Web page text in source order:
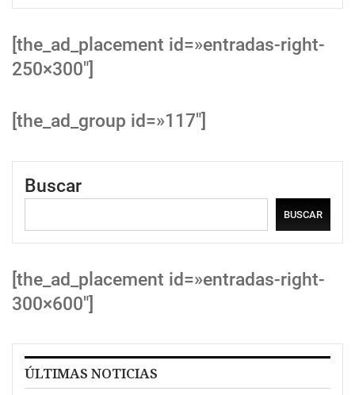
[the_ad_placement id=»entradas-right-
250×300″]
[the_ad_group id=»117″]
Buscar
BUSCAR
[the_ad_placement id=»entradas-right-
300×600″]
ÚLTIMAS NOTICIAS